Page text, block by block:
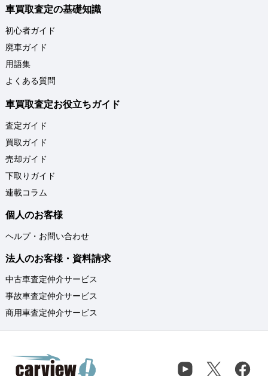
車買取査定の基礎知識
初心者ガイド
廃車ガイド
用語集
よくある質問
車買取査定お役立ちガイド
査定ガイド
買取ガイド
売却ガイド
下取りガイド
連載コラム
個人のお客様
ヘルプ・お問い合わせ
法人のお客様・資料請求
中古車査定仲介サービス
事故車査定仲介サービス
商用車査定仲介サービス